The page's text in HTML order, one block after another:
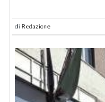
di Redazione